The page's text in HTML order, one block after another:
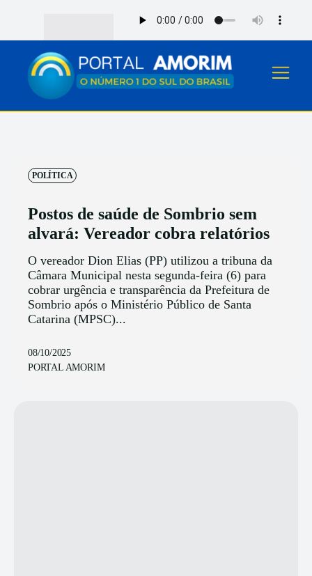
POLÍTICA
Postos de saúde de Sombrio sem
alvará: Vereador cobra relatórios
O vereador Dion Elias (PP) utilizou a tribuna da
Câmara Municipal nesta segunda-feira (6) para
cobrar urgência e transparência da Prefeitura de
Sombrio após o Ministério Público de Santa
Catarina (MPSC)...
08/10/2025
PORTAL AMORIM